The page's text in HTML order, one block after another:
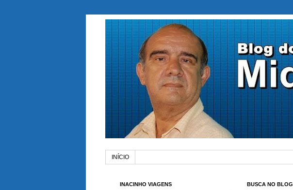
INÍCIO
BUSCA NO BLOG
INACINHO VIAGENS